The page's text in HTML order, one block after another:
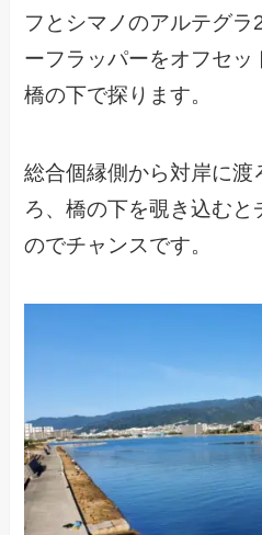
フとシマノのアルテグ
ーフラッパーをオフセッ
橋の下で探ります。
総合個縁側から対岸に渡
ろ、橋の下を覗き込むと
のでチャンスです。